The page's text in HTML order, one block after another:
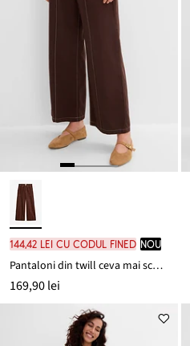
144,42 lei cu codul FINED nou
Pantaloni din twill ceva mai scurți, din bumbac 100%
169,90 lei